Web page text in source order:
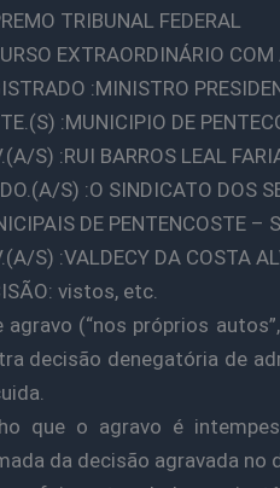
TRIBUNAL FEDERAL
EXTRAORDINÁRIO
:MINISTRO
:MUNICIPIO DE
S) :RUI BARROS LEAL
S) :O SINDICATO DOS
DE PENTENCOSTE –
S) :VALDECY DA COSTA
vistos, etc.
agravo (“nos próprios
decisão denegatória de
que o agravo é
da decisão agravada